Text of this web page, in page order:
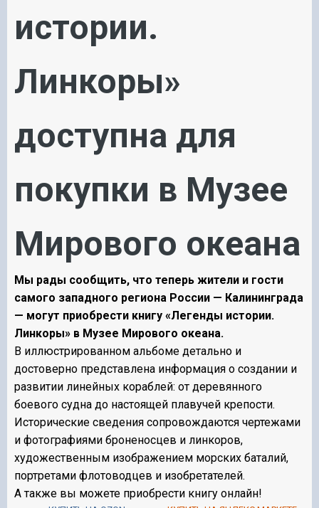
истории.
Линкоры»
доступна для
покупки в Музее
Мирового океана
Мы рады сообщить, что теперь жители и гости
самого западного региона России — Калининграда
— могут приобрести книгу «Легенды истории.
Линкоры» в Музее Мирового океана.
В иллюстрированном альбоме детально и
достоверно представлена информация о создании и
развитии линейных кораблей: от деревянного
боевого судна до настоящей плавучей крепости.
Исторические сведения сопровождаются чертежами
и фотографиями броненосцев и линкоров,
художественным изображением морских баталий,
портретами флотоводцев и изобретателей.
А также вы можете приобрести книгу онлайн!